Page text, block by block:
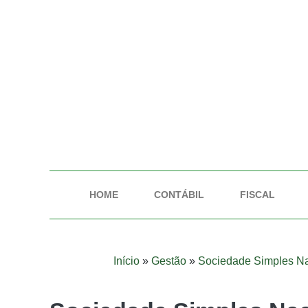
HOME CONTÁBIL FISCAL
Início » Gestão » Sociedade Simples